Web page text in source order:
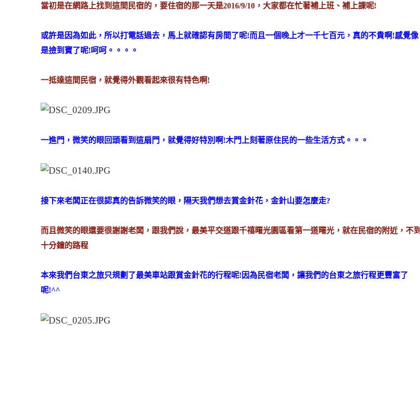
當初是在網路上找到這間民宿的，要住宿的那一天是2016/9/10，大家都在忙著補上班、補上課呢!
或許是因為如此，所以打電話過去，馬上就確認有房間了呢!而且一個晚上才一千七百元，真的不貴啊!感覺像
是撿到寶了呢!呵呵。。。。
一抵達這間民宿，就覺得外觀看起來很有特色啊!
一進門，微笑的眼回頭看到這扇門，就覺得好特別啊!木門上刻著原住民的一些生活方式。。。
接下來老闆正在很認真的告訴微笑的眼，隔天我們想去賞金針花，金針山要怎麼走?
而且微笑的眼還要很謝謝老闆，跟我們說，最美平交道跟千禧曙光園區看第一道曙光，就在民宿的附近，不到
十分鐘的路程
本來我們台東之旅只規劃了最美車站跟賞金針花的行程呢!因為民宿老闆，讓我們的台東之旅行程更豐富了
呢!^^